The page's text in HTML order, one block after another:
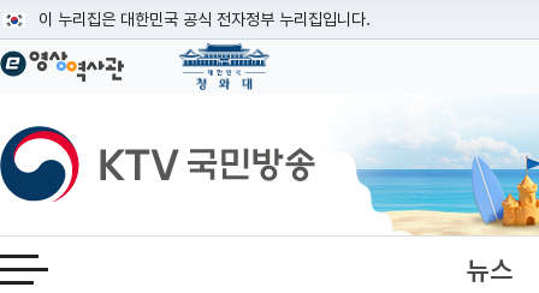
이 누리집은 대한민국 공식 전자정부 누리집입니다.
공식 누리집 주소 확인하기
이밖에 or.kr 또는 .kr등 다른 도메인 주소를 사용하고 있다면 아래 URL에서
운영중인 공식 누리집보기
KTV국민방송
전체메뉴 열기 뉴스
본문